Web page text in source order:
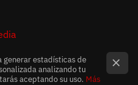
generar estadísticas de
analizando tu
aceptando su uso. Más